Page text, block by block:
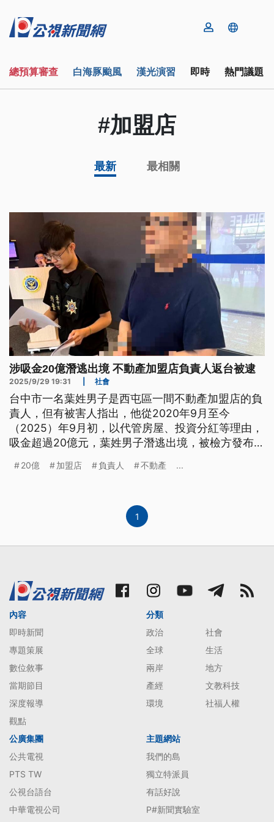
總預算審查 白海豚颱風 漢光演習 即時 熱門議題
#加盟店
最新 最相關
涉吸金20億潛逃出境 不動產加盟店負責人返台被逮
2025/9/29 19:31 社會
台中市一名葉姓男子是西屯區一間不動產加盟店的負
責人，但有被害人指出，他從2020年9月至今
（2025）年9月初，以代管房屋、投資分紅等理由，
吸金超過20億元，葉姓男子潛逃出境，被檢方發布通
以涉犯詐欺等罪，向台中地院聲請羈押禁見，院方也
20億 加盟店 負責人 不動產 ...
1
內容
即時新聞
專題策展
數位敘事
當期節目
深度報導
觀點
分類
政治
社會
全球
生活
兩岸
地方
產經
文教科技
環境
社福人權
公廣集團
公共電視
PTS TW
公視台語台
中華電視公司
主題網站
我們的島
獨立特派員
有話好說
P#新聞實驗室